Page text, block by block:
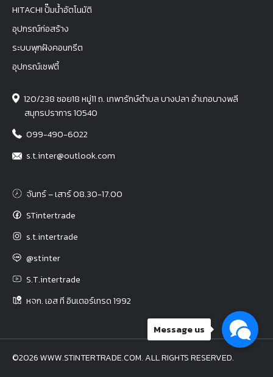
HITACHI ปั๊มน้ำอัตโนมัติ
อุปกรณ์ก่อสร้าง
ระบบพุกฝังคอนกรีต
อุปกรณ์เซฟตี้
120/238 ซอย18 หมู่11 ถ. เทพารักษ์ตำบล บางปลา อำเภอบางพลี
สมุทรปราการ 10540
099-490-6022
s.t.inter@outlook.com
จันทร์ – เสาร์ 08.30-17.00
STintertrade
s.t.intertrade
@stinter
S.T.intertrade
หจก. เอส ที อินเตอร์เทรด 1992
©2026 WWW.STINTERTRADE.COM. ALL RIGHTS RESERVED.
Message us